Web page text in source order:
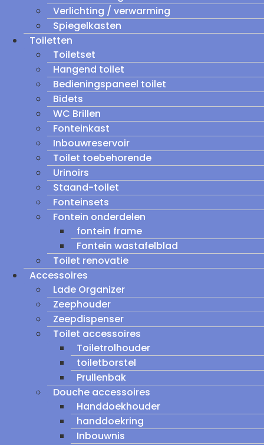
Verlichting / verwarming
Spiegelkasten
Toiletten
Toiletset
Hangend toilet
Bedieningspaneel toilet
Bidets
WC Brillen
Fonteinkast
Inbouwreservoir
Toilet toebehorende
Urinoirs
Staand-toilet
Fonteinsets
Fontein onderdelen
fontein frame
Fontein wastafelblad
Toilet renovatie
Accessoires
Lade Organizer
Zeephouder
Zeepdispenser
Toilet accessoires
Toiletrolhouder
toiletborstel
Prullenbak
Douche accessoires
Handdoekhouder
handdoekring
Inbouwnis